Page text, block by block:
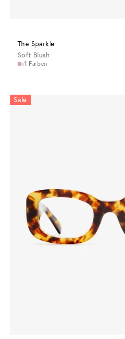
The Sparkle
Soft Blush
+1 Farben
Sale